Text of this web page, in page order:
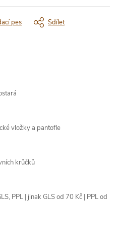
pes Sdílet
vložky a pantofle
krůčků
PPL | jinak GLS od 70 Kč | PPL od